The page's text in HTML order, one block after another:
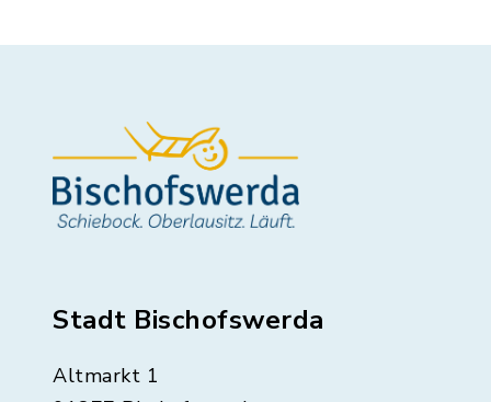
Stadt Bischofswerda
Altmarkt 1